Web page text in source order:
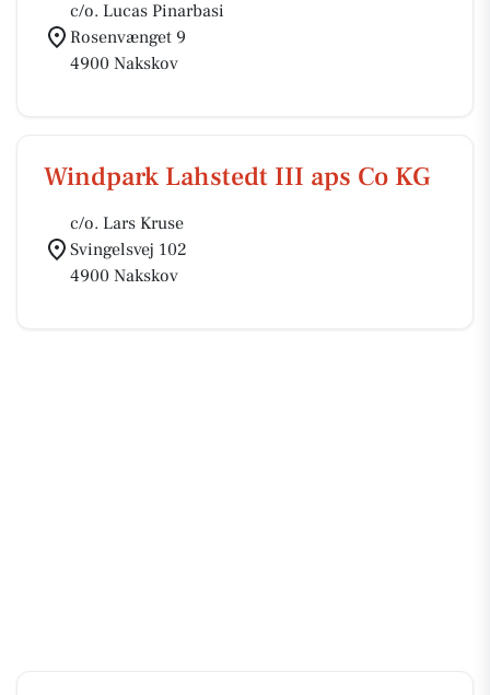
c/o. Lucas Pinarbasi
Rosenvænget 9
4900 Nakskov
Windpark Lahstedt III aps Co KG
c/o. Lars Kruse
Svingelsvej 102
4900 Nakskov